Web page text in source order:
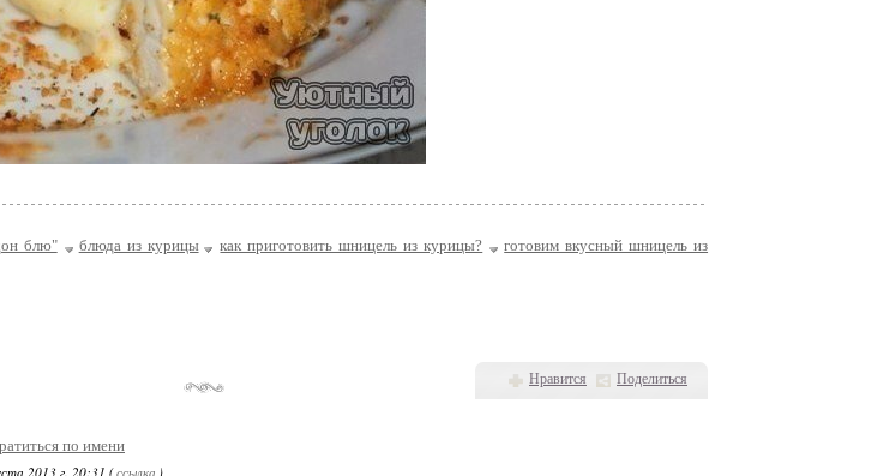
блю" блюда из курицы как приготовить шницель из курицы?
готовим вкусный шницель из
Нравится Поделиться
по имени
2013 г. 20:31 (ссылка )